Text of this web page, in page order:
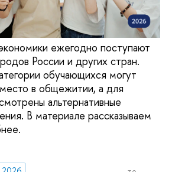
ежегодно поступают
России и других стран.
обучающихся могут
в общежитии, а для
альтернативные
В материале рассказываем